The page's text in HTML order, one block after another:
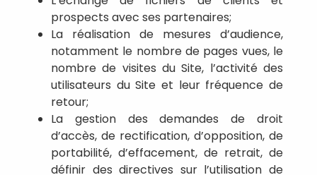
prospects avec ses partenaires;
La réalisation de mesures d’audience,
notamment le nombre de pages vues, le
nombre de visites du Site, l’activité des
utilisateurs du Site et leur fréquence de
retour;
La gestion des demandes de droit
d’accès, de rectification, d’opposition, de
portabilité, d’effacement, de retrait, de
définir des directives sur l’utilisation de